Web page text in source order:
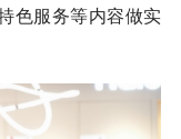
色服务等内容做实